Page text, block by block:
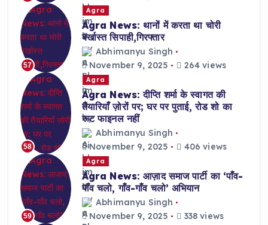
57
Agra
Agra News: थानों में करता था चोरी
बर्खास्त सिपाही,गिरफ्तार
Abhimanyu Singh
November 9, 2025
264 views
58
Agra
Agra News: दीप्ति शर्मा के स्वागत की
तैयारियाँ ज़ोरों पर; घर पर पुताई, रोड शो का
रूट फाइनल नहीं
Abhimanyu Singh
November 9, 2025
406 views
59
Agra
Agra News: आज़ाद समाज पार्टी का ‘पाँव-
पाँव चलो, गाँव-गाँव चलो’ अभियान
Abhimanyu Singh
November 9, 2025
338 views